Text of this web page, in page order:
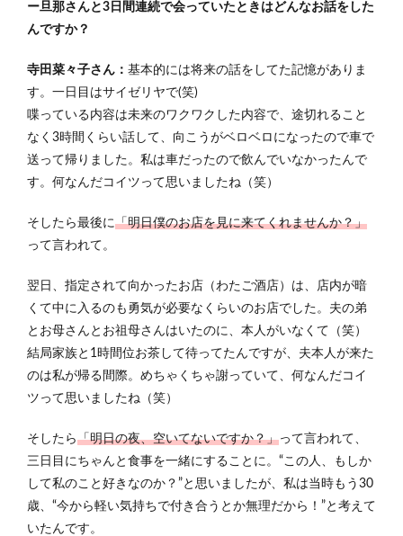
ー旦那さんと3日間連続で会っていたときはどんなお話をした
んですか？
寺田菜々子さん： 基本的には将来の話をしてた記憶がありま
す。一日目はサイゼリヤで(笑)
喋っている内容は未来のワクワクした内容で、途切れること
なく3時間くらい話して、向こうがベロベロになったので車で
送って帰りました。私は車だったので飲んでいなかったんで
す。何なんだコイツって思いましたね（笑）
そしたら最後に「明日僕のお店を見に来てくれませんか？」
って言われて。
翌日、指定されて向かったお店（わたご酒店）は、店内が暗
くて中に入るのも勇気が必要なくらいのお店でした。夫の弟
とお母さんとお祖母さんはいたのに、本人がいなくて（笑）
結局家族と1時間位お茶して待ってたんですが、夫本人が来た
のは私が帰る間際。めちゃくちゃ謝っていて、何なんだコイ
ツって思いましたね（笑）
そしたら「明日の夜、空いてないですか？」って言われて、
三日目にちゃんと食事を一緒にすることに。“この人、もしか
して私のこと好きなのか？”と思いましたが、私は当時もう30
歳、“今から軽い気持ちで付き合うとか無理だから！”と考えて
いたんです。